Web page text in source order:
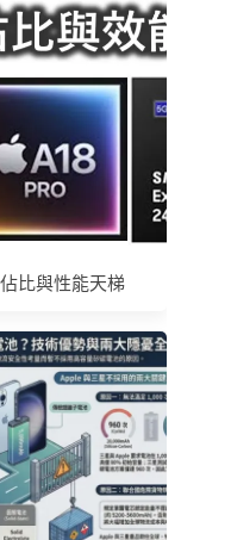
比與性能天梯